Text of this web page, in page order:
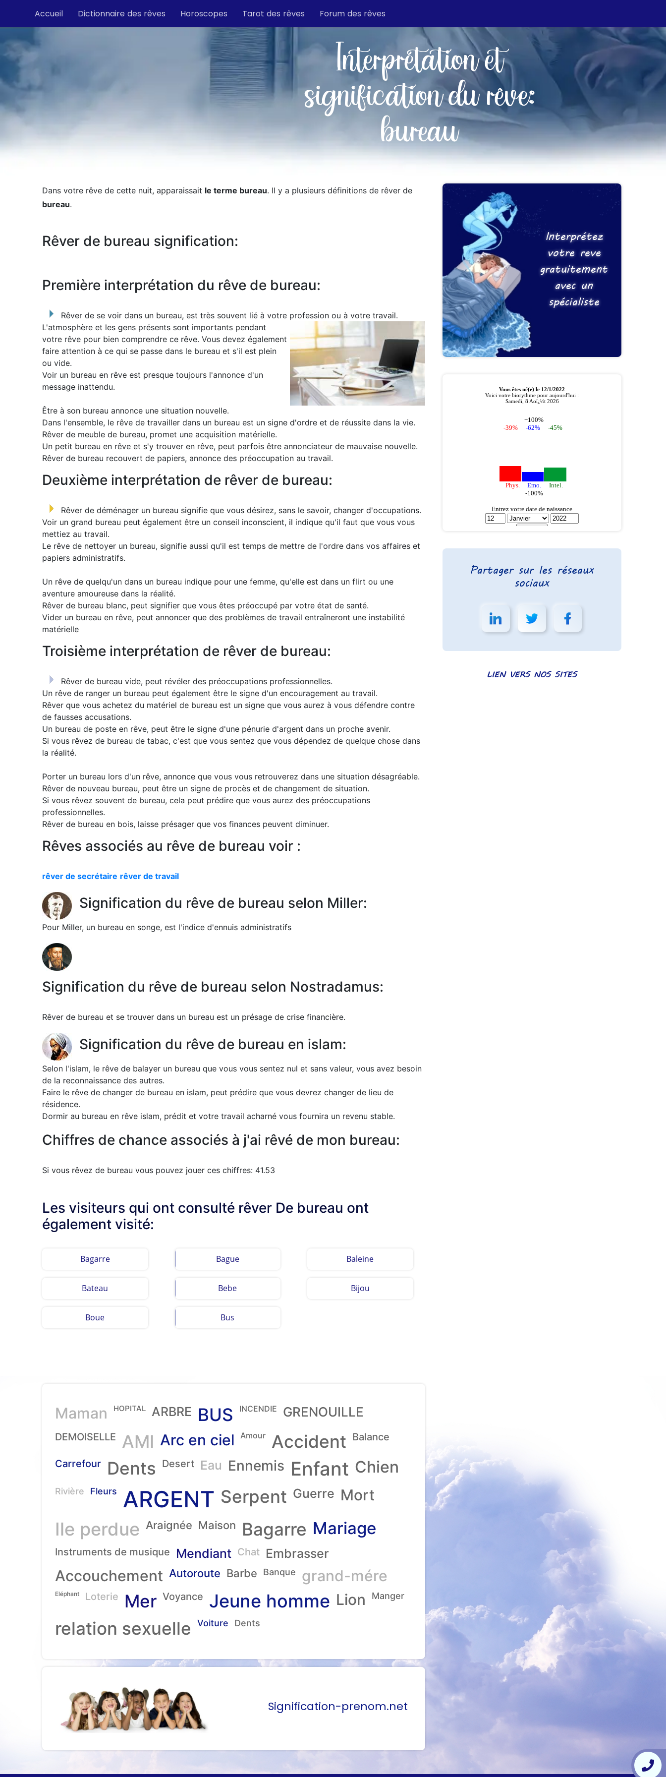
Accueil Dictionnaire des rêves Horoscopes Tarot des rêves Forum des rêves
Interprétation et
signification du rêve:
bureau
Dans votre rêve de cette nuit, apparaissait le terme bureau. Il y a plusieurs définitions de rêver de
bureau.
Rêver de bureau signification:
Première interprétation du rêve de bureau:
Rêver de se voir dans un bureau, est très souvent lié à votre profession ou à votre travail.
L'atmosphère et les gens présents sont importants pendant
votre rêve pour bien comprendre ce rêve. Vous devez également
faire attention à ce qui se passe dans le bureau et s'il est plein
ou vide.
Voir un bureau en rêve est presque toujours l'annonce d'un
message inattendu.
Être à son bureau annonce une situation nouvelle.
Dans l'ensemble, le rêve de travailler dans un bureau est un signe d'ordre et de réussite dans la vie.
Rêver de meuble de bureau, promet une acquisition matérielle.
Un petit bureau en rêve et s'y trouver en rêve, peut parfois être annonciateur de mauvaise nouvelle.
Rêver de bureau recouvert de papiers, annonce des préoccupation au travail.
Deuxième interprétation de rêver de bureau:
Rêver de déménager un bureau signifie que vous désirez, sans le savoir, changer d'occupations.
Voir un grand bureau peut également être un conseil inconscient, il indique qu'il faut que vous vous
mettiez au travail.
Le rêve de nettoyer un bureau, signifie aussi qu'il est temps de mettre de l'ordre dans vos affaires et
papiers administratifs.
Un rêve de quelqu'un dans un bureau indique pour une femme, qu'elle est dans un flirt ou une
aventure amoureuse dans la réalité.
Rêver de bureau blanc, peut signifier que vous êtes préoccupé par votre état de santé.
Vider un bureau en rêve, peut annoncer que des problèmes de travail entraîneront une instabilité
matérielle
Troisième interprétation de rêver de bureau:
Rêver de bureau vide, peut révéler des préoccupations professionnelles.
Un rêve de ranger un bureau peut également être le signe d'un encouragement au travail.
Rêver que vous achetez du matériel de bureau est un signe que vous aurez à vous défendre contre
de fausses accusations.
Un bureau de poste en rêve, peut être le signe d'une pénurie d'argent dans un proche avenir.
Si vous rêvez de bureau de tabac, c'est que vous sentez que vous dépendez de quelque chose dans
la réalité.
Porter un bureau lors d'un rêve, annonce que vous vous retrouverez dans une situation désagréable.
Rêver de nouveau bureau, peut être un signe de procès et de changement de situation.
Si vous rêvez souvent de bureau, cela peut prédire que vous aurez des préoccupations
professionnelles.
Rêver de bureau en bois, laisse présager que vos finances peuvent diminuer.
Rêves associés au rêve de bureau voir :
rêver de secrétaire rêver de travail
Signification du rêve de bureau selon Miller:
Pour Miller, un bureau en songe, est l'indice d'ennuis administratifs
Signification du rêve de bureau selon Nostradamus:
Rêver de bureau et se trouver dans un bureau est un présage de crise financière.
Signification du rêve de bureau en islam:
Selon l'islam, le rêve de balayer un bureau que vous vous sentez nul et sans valeur, vous avez besoin
de la reconnaissance des autres.
Faire le rêve de changer de bureau en islam, peut prédire que vous devrez changer de lieu de
résidence.
Dormir au bureau en rêve islam, prédit et votre travail acharné vous fournira un revenu stable.
Chiffres de chance associés à j'ai rêvé de mon bureau:
Si vous rêvez de bureau vous pouvez jouer ces chiffres: 41.53
Les visiteurs qui ont consulté rêver De bureau ont
également visité:
Bagarre Bague Baleine
Bateau Bebe Bijou
Boue Bus
Interprétez
votre reve
gratuitement
avec un
spécialiste
Partager sur les réseaux
sociaux
LIEN VERS NOS SITES
Maman HOPITAL ARBRE BUS INCENDIE GRENOUILLE
DEMOISELLE AMI Arc en ciel Amour Accident Balance
Carrefour Dents Desert Eau Ennemis Enfant Chien
Rivière Fleurs ARGENT Serpent Guerre Mort
Ile perdue Araignée Maison Bagarre Mariage
Instruments de musique Mendiant Chat Embrasser
Accouchement Autoroute Barbe Banque grand-mére
Eléphant Loterie Mer Voyance Jeune homme Lion Manger
relation sexuelle Voiture Dents
Signification-prenom.net